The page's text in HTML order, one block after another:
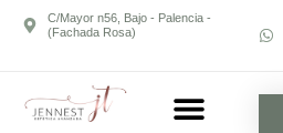
C/Mayor n56, Bajo - Palencia -
(Fachada Rosa)